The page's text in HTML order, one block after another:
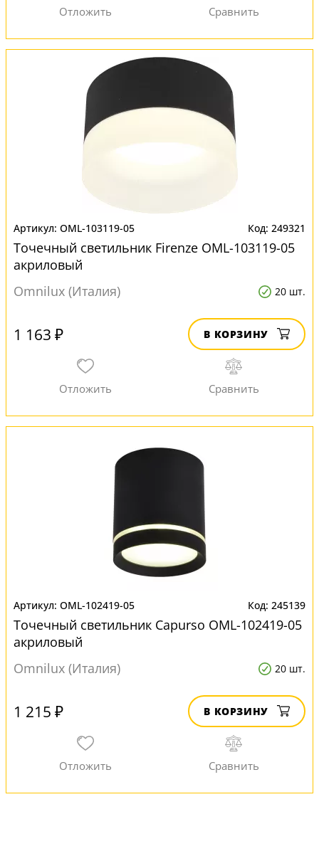
OML-103119-05 249321
Точечный светильник Firenze OML-103119-05
акриловый
Omnilux (Италия)
20 шт.
1 163 ₽ В КОРЗИНУ
OML-102419-05 245139
Точечный светильник Capurso OML-102419-05
акриловый
Omnilux (Италия)
20 шт.
1 215 ₽ В КОРЗИНУ